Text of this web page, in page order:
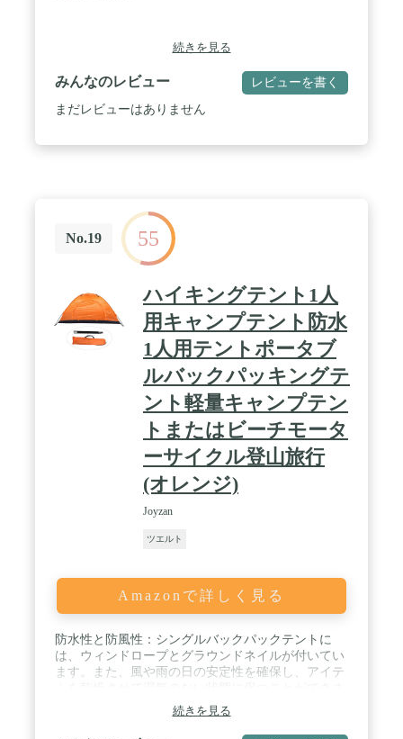
続きを見る
みんなのレビュー レビューを書く
まだレビューはありません
No.19 55
ハイキングテント1人
用キャンプテント防水
1人用テントポータブ
ルバックパッキングテ
ント軽量キャンプテン
トまたはビーチモータ
ーサイクル登山旅行
(オレンジ)
Joyzan
ツエルト
Amazonで詳しく見る
防水性と防風性：シングルバックパックテントに
は、ウィンドロープとグラウンドネイルが付いてい
ます。また、風や雨の日の安定性を確保し、アイテ
す。屋外での安心感も向上します / 丸いドアと天
窓：釣り用テントは丸いドアと天窓のデザインを採
続きを見る